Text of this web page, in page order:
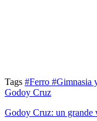
Tags #Ferro #Gimnasia
Godoy Cruz
Godoy Cruz: un grande